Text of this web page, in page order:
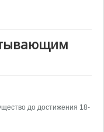
до достижения 18-